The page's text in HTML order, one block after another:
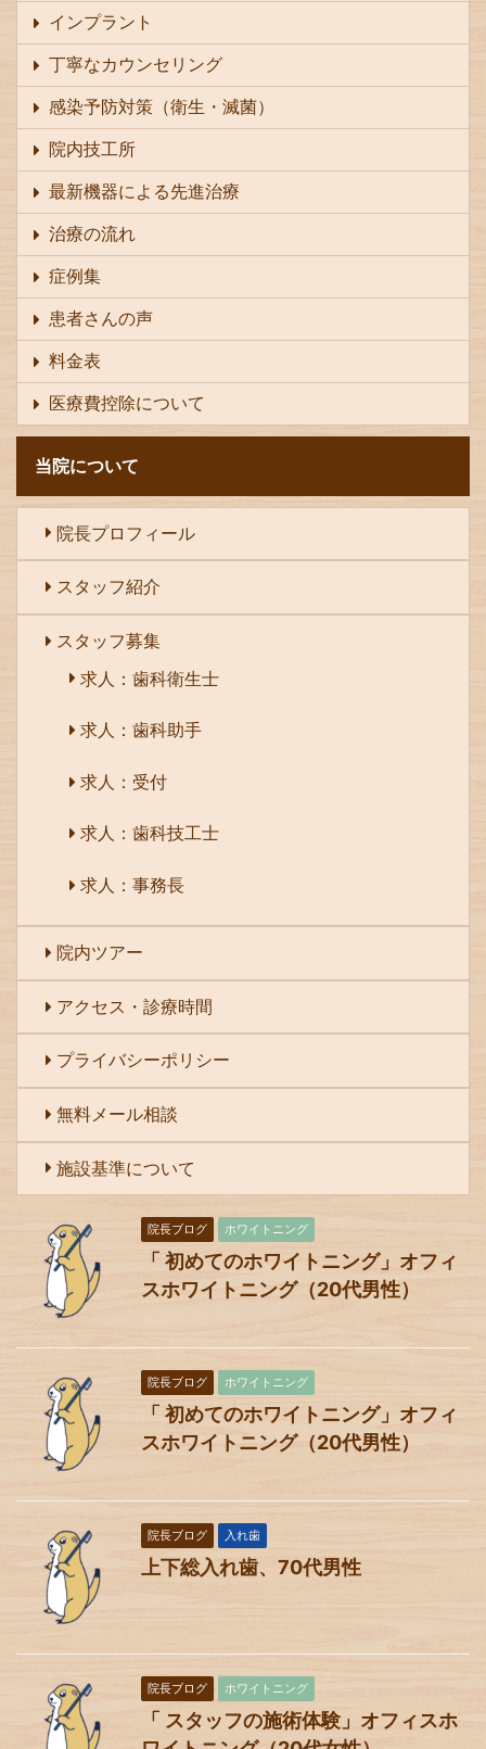
インプラント
丁寧なカウンセリング
感染予防対策（衛生・滅菌）
院内技工所
最新機器による先進治療
治療の流れ
症例集
患者さんの声
料金表
医療費控除について
当院について
院長プロフィール
スタッフ紹介
スタッフ募集
求人：歯科衛生士
求人：歯科助手
求人：受付
求人：歯科技工士
求人：事務長
院内ツアー
アクセス・診療時間
プライバシーポリシー
無料メール相談
施設基準について
院長ブログ ホワイトニング
「 初めてのホワイトニング」オフィ
スホワイトニング（20代男性）
院長ブログ ホワイトニング
「 初めてのホワイトニング」オフィ
スホワイトニング（20代男性）
院長ブログ 入れ歯
上下総入れ歯、70代男性
院長ブログ ホワイトニング
「 スタッフの施術体験」オフィスホ